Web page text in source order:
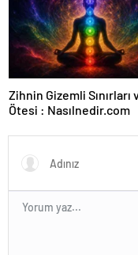
Zihnin Gizemli Sınırları
Ötesi : Nasılnedir.com